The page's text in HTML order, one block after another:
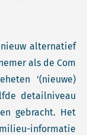
alternatief
als de Com
'(nieuwe)
detailniveau
gebracht. Het
informatie